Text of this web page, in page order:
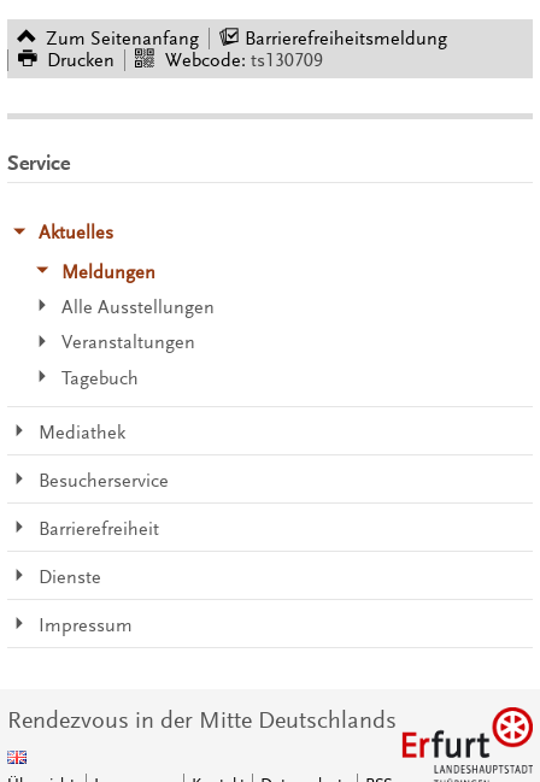
Zum Seitenanfang
Barrierefreiheitsmeldung
Drucken
Webcode: ts130709
Service
Aktuelles
Meldungen
Alle Ausstellungen
Veranstaltungen
Tagebuch
Mediathek
Besucherservice
Barrierefreiheit
Dienste
Impressum
Rendezvous in der Mitte Deutschlands